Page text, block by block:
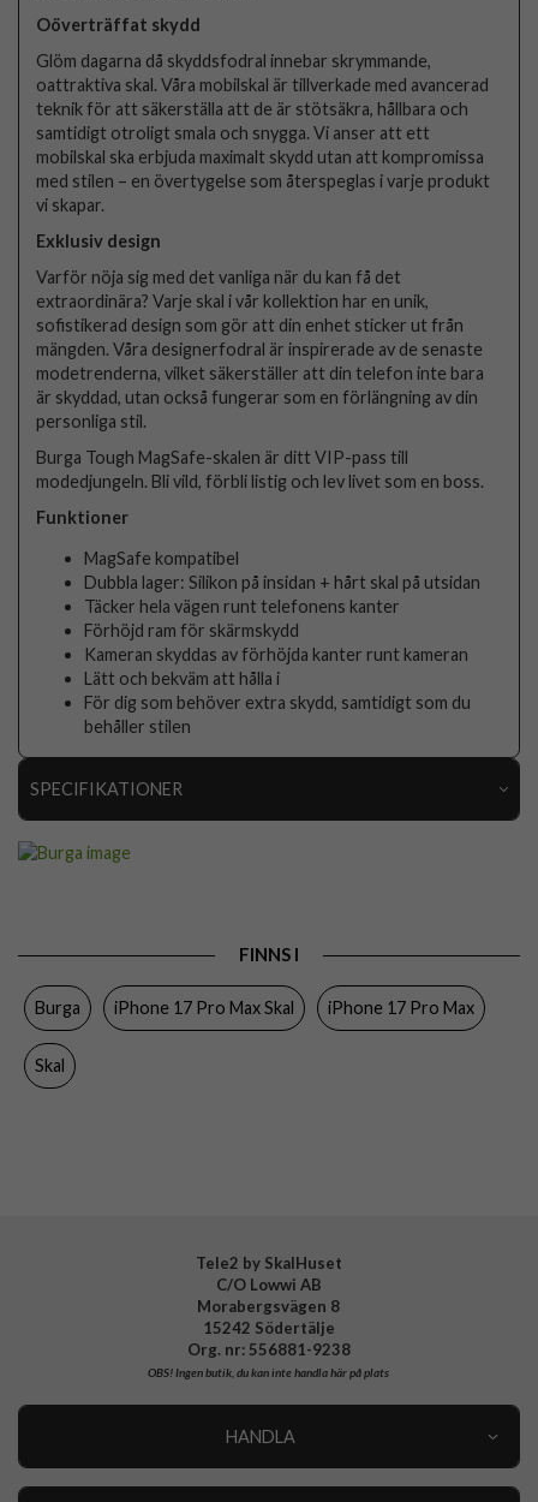
Oöverträffat skydd
Glöm dagarna då skyddsfodral innebar skrymmande,
oattraktiva skal. Våra mobilskal är tillverkade med avancerad
teknik för att säkerställa att de är stötsäkra, hållbara och
samtidigt otroligt smala och snygga. Vi anser att ett
mobilskal ska erbjuda maximalt skydd utan att kompromissa
med stilen – en övertygelse som återspeglas i varje produkt
vi skapar.
Exklusiv design
Varför nöja sig med det vanliga när du kan få det
extraordinära? Varje skal i vår kollektion har en unik,
sofistikerad design som gör att din enhet sticker ut från
mängden. Våra designerfodral är inspirerade av de senaste
modetrenderna, vilket säkerställer att din telefon inte bara
är skyddad, utan också fungerar som en förlängning av din
personliga stil.
Burga Tough MagSafe-skalen är ditt VIP-pass till
modedjungeln. Bli vild, förbli listig och lev livet som en boss.
Funktioner
MagSafe kompatibel
Dubbla lager: Silikon på insidan + hårt skal på utsidan
Täcker hela vägen runt telefonens kanter
Förhöjd ram för skärmskydd
Kameran skyddas av förhöjda kanter runt kameran
Lätt och bekväm att hålla i
För dig som behöver extra skydd, samtidigt som du
behåller stilen
SPECIFIKATIONER
Material Hårdplast (PC), Mjukplast (TPU)
Varumärke
Tillverkarens art nr
FINNS I
Burga iPhone 17 Pro Max Skal iPhone 17 Pro Max
Skal
Tele2 by SkalHuset
C/O Lowwi AB
Morabergsvägen 8
15242 Södertälje
Org. nr: 556881-9238
OBS!Ingen butik, du kan inte handla här på plats
HANDLA